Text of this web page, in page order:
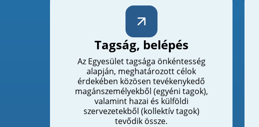
Tagság, belépés
Az Egyesület tagsága önkéntesség
alapján, meghatározott célok
érdekében közösen tevékenykedő
magánszemélyekből (egyéni tagok),
valamint hazai és külföldi
szervezetekből (kollektív tagok)
tevődik össze.